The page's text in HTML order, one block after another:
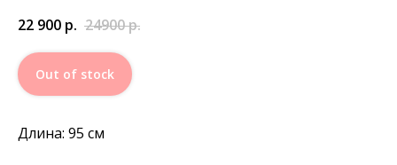
22 900 р. 24900р.
Out of stock
Длина: 95 см